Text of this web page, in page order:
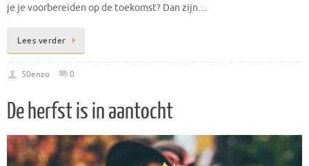
je je voorbereiden op de toekomst? Dan zijn…
Lees verder
50enzo 0
De herfst is in aantocht